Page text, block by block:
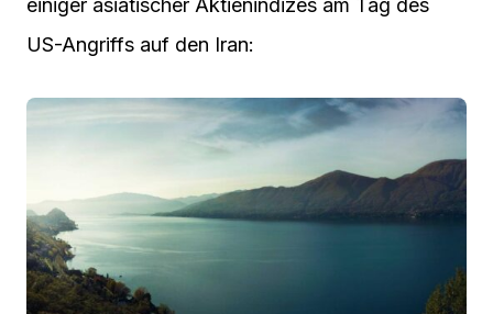
einiger asiatischer Aktienindizes am Tag des
US-Angriffs auf den Iran: